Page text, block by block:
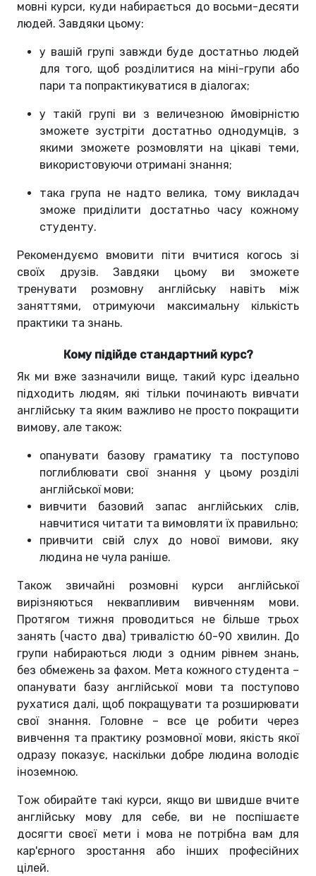
мовні курси, куди набирається до восьми-десяти
людей. Завдяки цьому:
у вашій групі завжди буде достатньо людей
для того, щоб розділитися на міні-групи або
пари та попрактикуватися в діалогах;
у такій групі ви з величезною ймовірністю
зможете зустріти достатньо однодумців, з
якими зможете розмовляти на цікаві теми,
використовуючи отримані знання;
така група не надто велика, тому викладач
зможе приділити достатньо часу кожному
студенту.
Рекомендуємо вмовити піти вчитися когось зі
своїх друзів. Завдяки цьому ви зможете
тренувати розмовну англійську навіть між
заняттями, отримуючи максимальну кількість
практики та знань.
Кому підійде стандартний курс?
Як ми вже зазначили вище, такий курс ідеально
підходить людям, які тільки починають вивчати
англійську та яким важливо не просто покращити
вимову, але також:
опанувати базову граматику та поступово
поглиблювати свої знання у цьому розділі
англійської мови;
вивчити базовий запас англійських слів,
навчитися читати та вимовляти їх правильно;
привчити свій слух до нової вимови, яку
людина не чула раніше.
Також звичайні розмовні курси англійської
вирізняються неквапливим вивченням мови.
Протягом тижня проводиться не більше трьох
занять (часто два) тривалістю 60-90 хвилин. До
групи набираються люди з одним рівнем знань,
без обмежень за фахом. Мета кожного студента –
опанувати базу англійської мови та поступово
рухатися далі, щоб покращувати та розширювати
свої знання. Головне – все це робити через
вивчення та практику розмовної мови, якість якої
одразу показує, наскільки добре людина володіє
іноземною.
Тож обирайте такі курси, якщо ви швидше вчите
англійську мову для себе, ви не поспішаєте
досягти своєї мети і мова не потрібна вам для
кар'єрного зростання або інших професійних
цілей.